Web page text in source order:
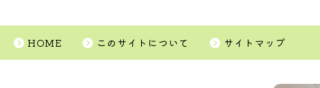
HOME このサイトについて サイトマップ